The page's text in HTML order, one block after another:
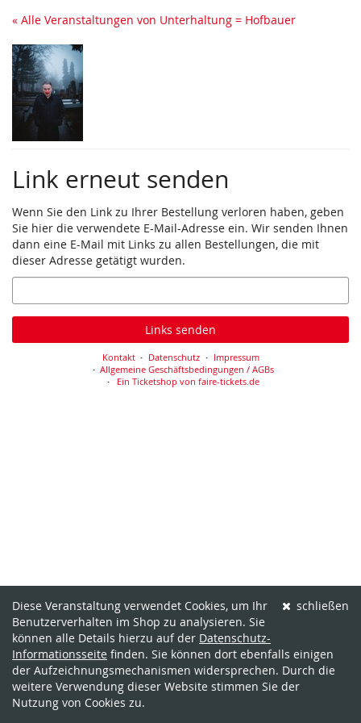
Zum
Inhalt
springen
« Alle Veranstaltungen von Unterhaltung = Hofbauer
Link erneut senden
Wenn Sie den Link zu Ihrer Bestellung verloren haben, geben
Sie hier die verwendete E-Mail-Adresse ein. Wir senden Ihnen
dann eine E-Mail mit Links zu allen Bestellungen, die mit
dieser Adresse getätigt wurden.
E-
Mail
Links senden
Kontakt Datenschutz
Impressum
Allgemeine Geschäftsbedingungen / AGBs
Ein Ticketshop von faire-tickets.de
schließen
Diese Veranstaltung verwendet Cookies, um Ihr
Benutzerverhalten im Shop zu analysieren. Sie
können alle Details hierzu auf der Datenschutz-
Informationsseite finden. Sie können dort ebenfalls einigen
der Aufzeichnungsmechanismen widersprechen. Durch die
weitere Verwendung dieser Website stimmen Sie der
Nutzung von Cookies zu.